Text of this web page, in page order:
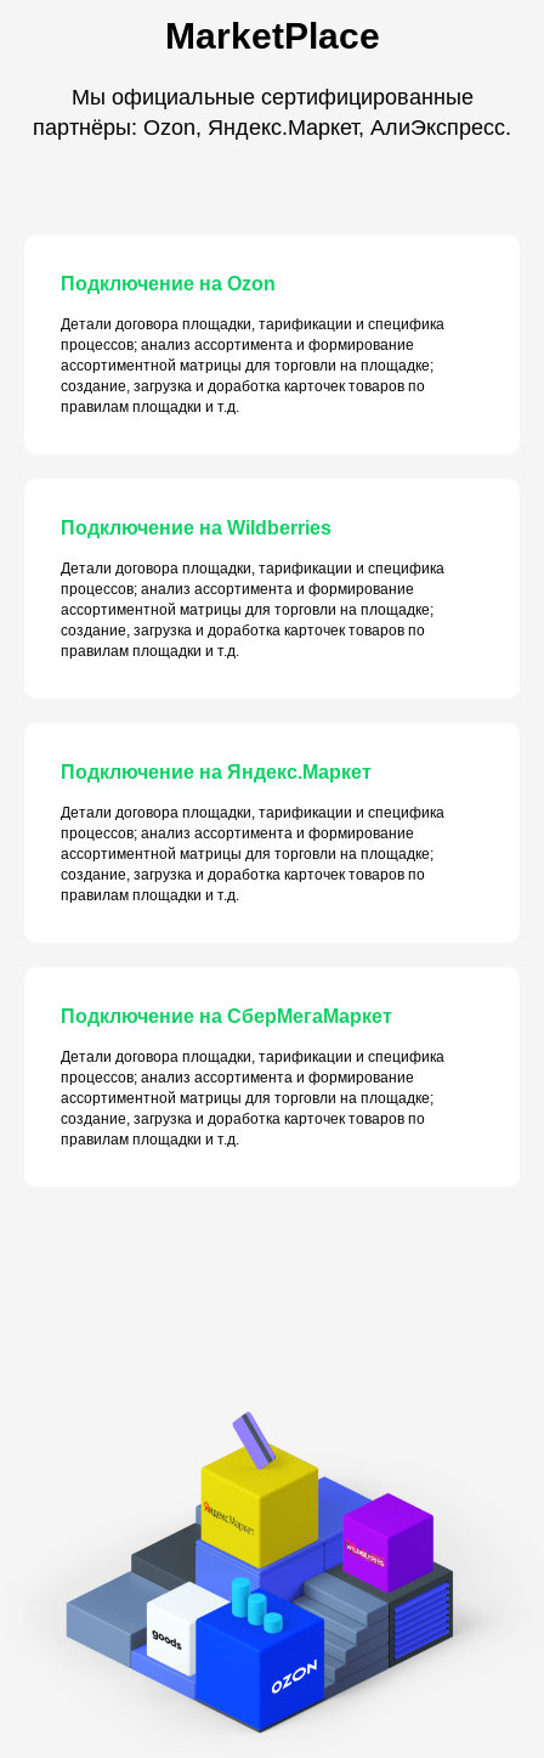
MarketPlace
Мы официальные сертифицированные
партнёры: Ozon, Яндекс.Маркет, АлиЭкспресс.
Подключение на Ozon
Детали договора площадки, тарификации и специфика
процессов; анализ ассортимента и формирование
ассортиментной матрицы для торговли на площадке;
создание, загрузка и доработка карточек товаров по
правилам площадки и т.д.
Подключение на Wildberries
Детали договора площадки, тарификации и специфика
процессов; анализ ассортимента и формирование
ассортиментной матрицы для торговли на площадке;
создание, загрузка и доработка карточек товаров по
правилам площадки и т.д.
Подключение на Яндекс.Маркет
Детали договора площадки, тарификации и специфика
процессов; анализ ассортимента и формирование
ассортиментной матрицы для торговли на площадке;
создание, загрузка и доработка карточек товаров по
правилам площадки и т.д.
Подключение на СберМегаМаркет
Детали договора площадки, тарификации и специфика
процессов; анализ ассортимента и формирование
ассортиментной матрицы для торговли на площадке;
создание, загрузка и доработка карточек товаров по
правилам площадки и т.д.